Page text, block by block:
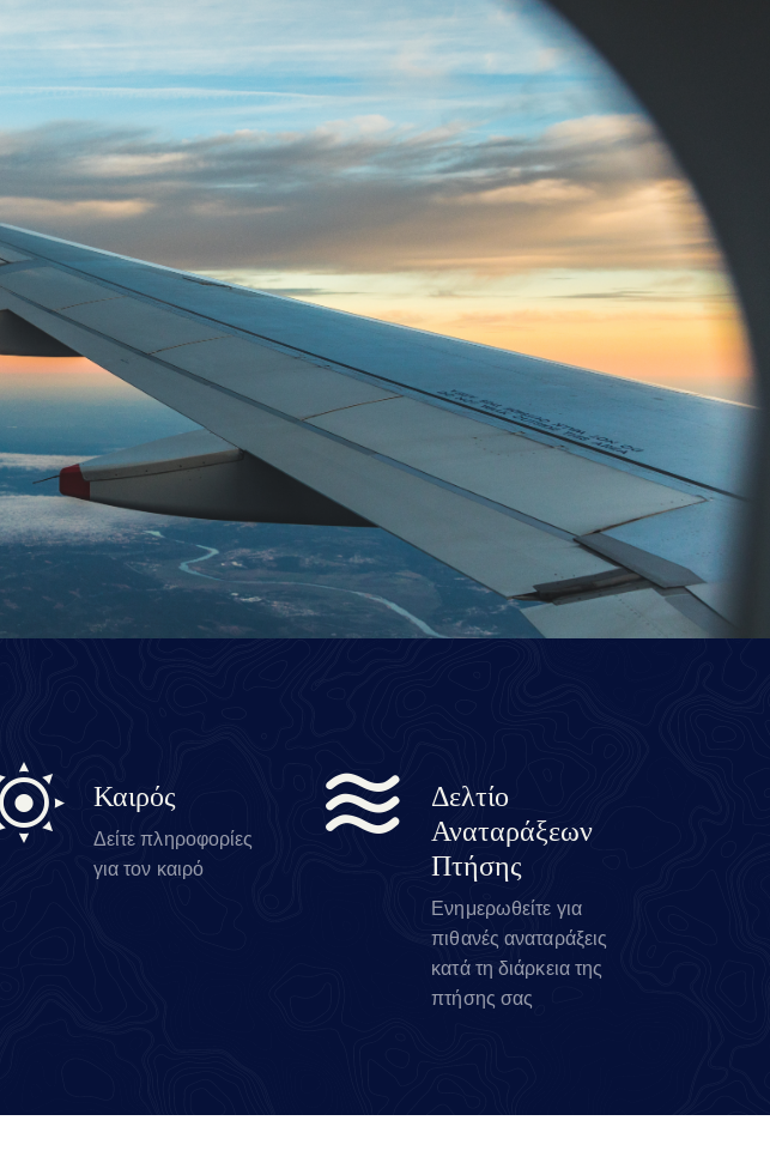
Καιρός
Δείτε πληροφορίες
για τον καιρό
Δελτίο
Αναταράξεων
Πτήσης
Ενημερωθείτε για
πιθανές αναταράξεις
κατά τη διάρκεια της
πτήσης σας